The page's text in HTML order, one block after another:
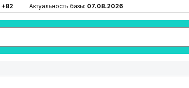
+82 Актуальность базы: 07.08.2026